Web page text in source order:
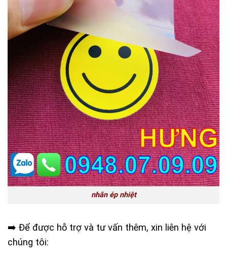
nhãn ép nhiệt
➡️ Để được hỗ trợ và tư vấn thêm, xin liên hệ với
chúng tôi: